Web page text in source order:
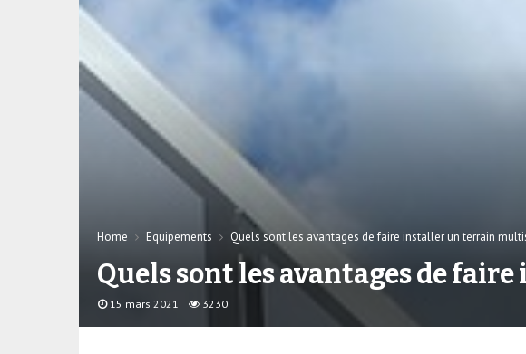
Home Equipements Quels sont les avantages de faire installer un terrain
Quels sont les avantages de
15 mars 2021 3230